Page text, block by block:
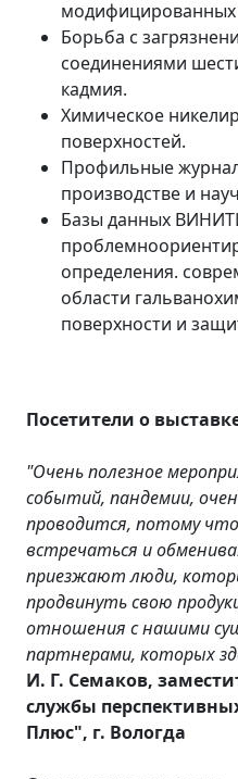
Борьба с
соединениями
кадмия.
Химическое
поверхностей.
Профильные
производстве и
Базы данных
определения.
области
поверхности и
Посетители о
"Очень полезное
событий, пандемии,
проводится, потому
встречаться и
приезжают люди,
продвинуть свою
отношения с нашими
партнерами, которых
И. Г. Семаков,
службы
Плюс", г. Вологда